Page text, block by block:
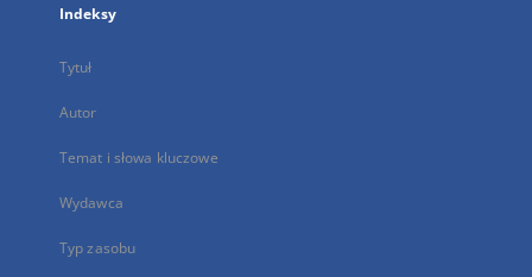
Indeksy
Tytuł
Autor
Temat i słowa kluczowe
Wydawca
Typ zasobu